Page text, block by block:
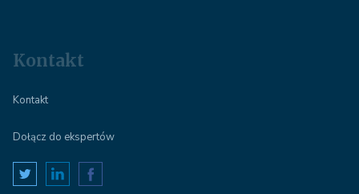
Kontakt
Kontakt
Dołącz do ekspertów